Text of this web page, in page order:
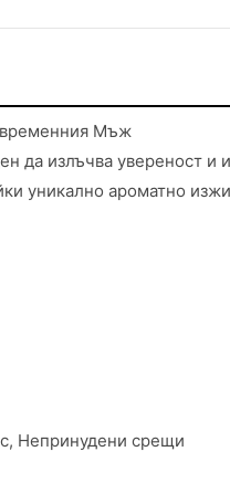
Мъж
да излъчва увереност и
уникално ароматно
Непринудени срещи